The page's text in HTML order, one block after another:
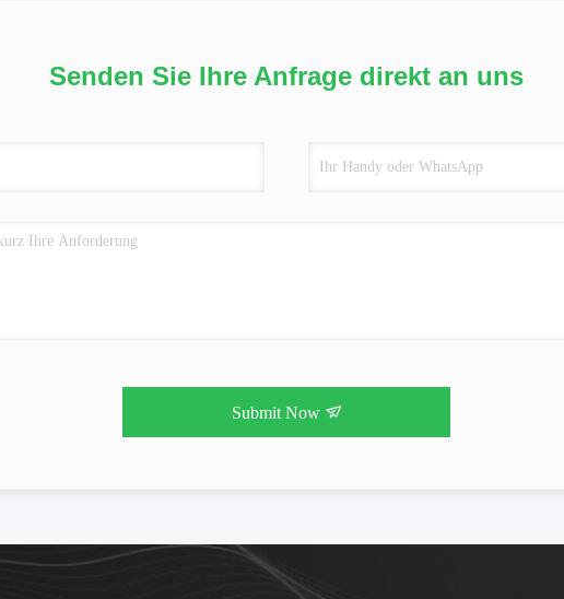
Senden Sie Ihre Anfrage direkt an uns
Submit Now